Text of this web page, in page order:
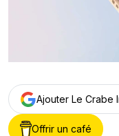
Ajouter Le Crabe
Offrir un café